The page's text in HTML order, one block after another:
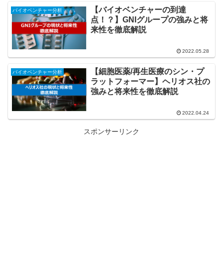
バイオベンチャー分析
【バイオベンチャーの到達
点！？】GNIグループの強みと将
来性を徹底解説
2022.05.28
バイオベンチャー分析
【細胞医薬/再生医療のシン・プ
ラットフォーマー】ヘリオス社の
強みと将来性を徹底解説
2022.04.24
スポンサーリンク